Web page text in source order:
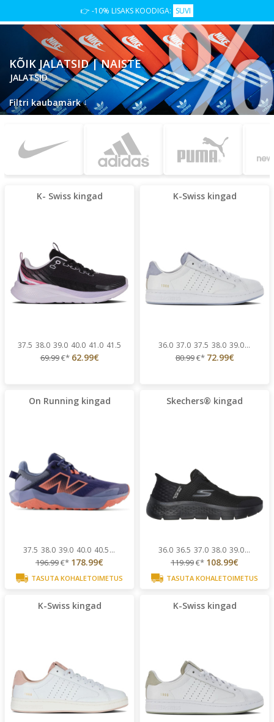
👉 -10% LISAKS KOODIGA: SUVI
Filtri kaubamärk↓
KÕIK JALATSID | NAISTE
JALATSID %
K- Swiss kingad
37.5 38.0 39.0 40.0 41.0 41.5
69.99€* 62.99€
K-Swiss kingad
36.0 37.0 37.5 38.0 39.0...
80.99€* 72.99€
On Running kingad
37.5 38.0 39.0 40.0 40.5...
196.99€* 178.99€
TASUTA KOHALETOIMETUS
Skechers® kingad
36.0 36.5 37.0 38.0 39.0...
119.99€* 108.99€
TASUTA KOHALETOIMETUS
K-Swiss kingad K-Swiss kingad